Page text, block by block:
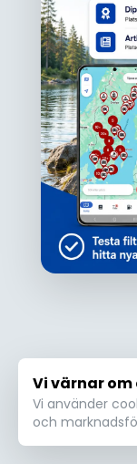
Ojdå!
Den här
inte läsas
Vi värnar
Vi använder
och